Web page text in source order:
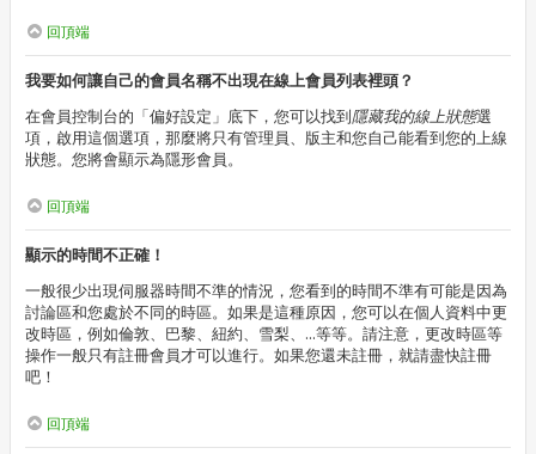
回頂端
我要如何讓自己的會員名稱不出現在線上會員列表裡頭？
在會員控制台的「偏好設定」底下，您可以找到隱藏我的線上狀態選
項，啟用這個選項，那麼將只有管理員、版主和您自己能看到您的上線
狀態。您將會顯示為隱形會員。
回頂端
顯示的時間不正確！
一般很少出現伺服器時間不準的情況，您看到的時間不準有可能是因為
討論區和您處於不同的時區。如果是這種原因，您可以在個人資料中更
改時區，例如倫敦、巴黎、紐約、雪梨、...等等。請注意，更改時區等
操作一般只有註冊會員才可以進行。如果您還未註冊，就請盡快註冊
吧！
回頂端